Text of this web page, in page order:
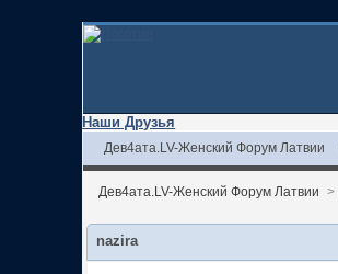
Наши Друзья
Дев4ата.LV-Женский Форум Латвии
Дев4ата.LV-Женский Форум Латвии >
nazira